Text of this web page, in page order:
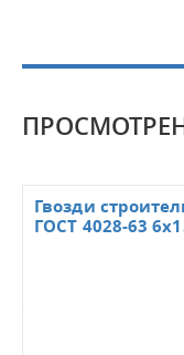
Гвозди
ГОСТ 4028-63